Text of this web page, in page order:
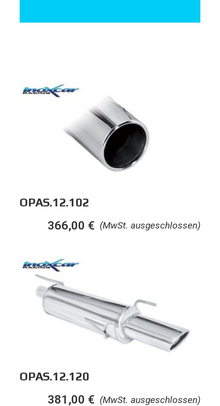
OPAS.12.102
(MwSt. ausgeschlossen)
366,00 €
OPAS.12.120
(MwSt. ausgeschlossen)
381,00 €